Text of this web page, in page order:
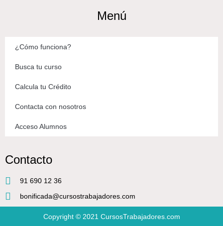
Menú
¿Cómo funciona?
Busca tu curso
Calcula tu Crédito
Contacta con nosotros
Acceso Alumnos
Contacto
91 690 12 36
bonificada@cursostrabajadores.com
Copyright © 2021 CursosTrabajadores.com